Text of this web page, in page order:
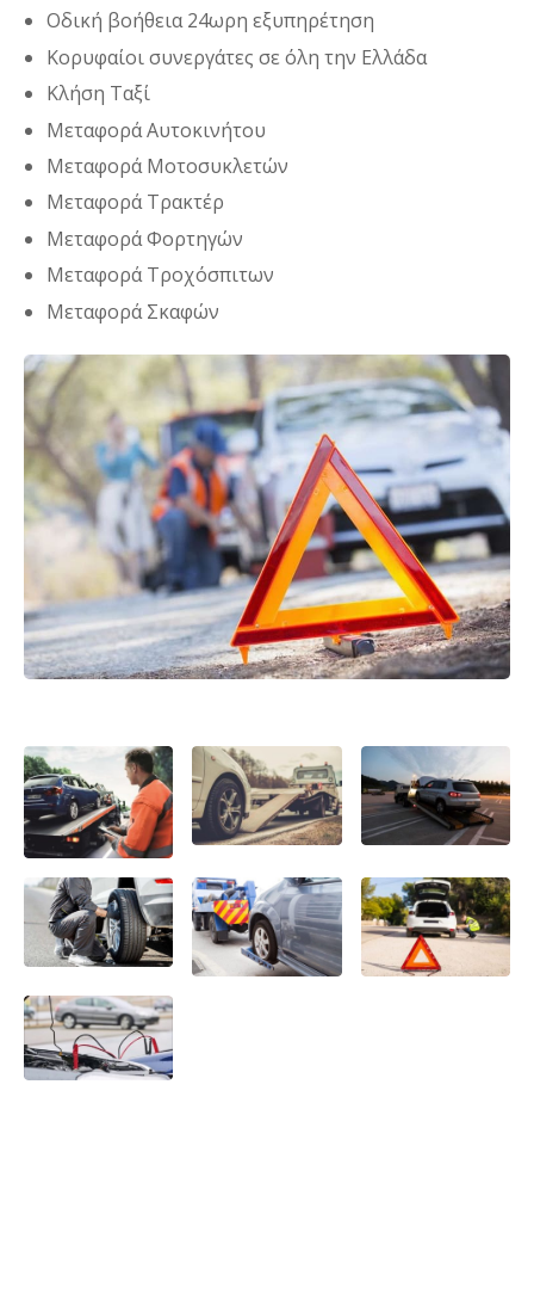
Οδική βοήθεια 24ωρη εξυπηρέτηση
Κορυφαίοι συνεργάτες σε όλη την Ελλάδα
Κλήση Ταξί
Μεταφορά Αυτοκινήτου
Μεταφορά Μοτοσυκλετών
Μεταφορά Τρακτέρ
Μεταφορά Φορτηγών
Μεταφορά Τροχόσπιτων
Μεταφορά Σκαφών